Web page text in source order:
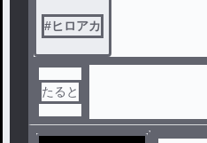
#ヒロアカ
たると